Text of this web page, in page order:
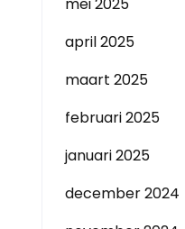
april 2025
maart 2025
februari 2025
januari 2025
december 2024